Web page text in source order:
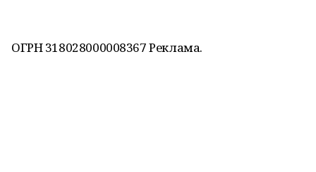
ОГРН 318028000008367 Реклама.